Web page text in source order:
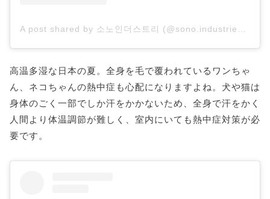
高温多湿な日本の夏。全身を毛で覆われているワンちゃ
ん、ネコちゃんの熱中症も心配になりますよね。犬や猫は
身体のごく一部でしか汗をかかないため、全身で汗をかく
人間より体温調節が難しく、室内にいても熱中症対策が必
要です。